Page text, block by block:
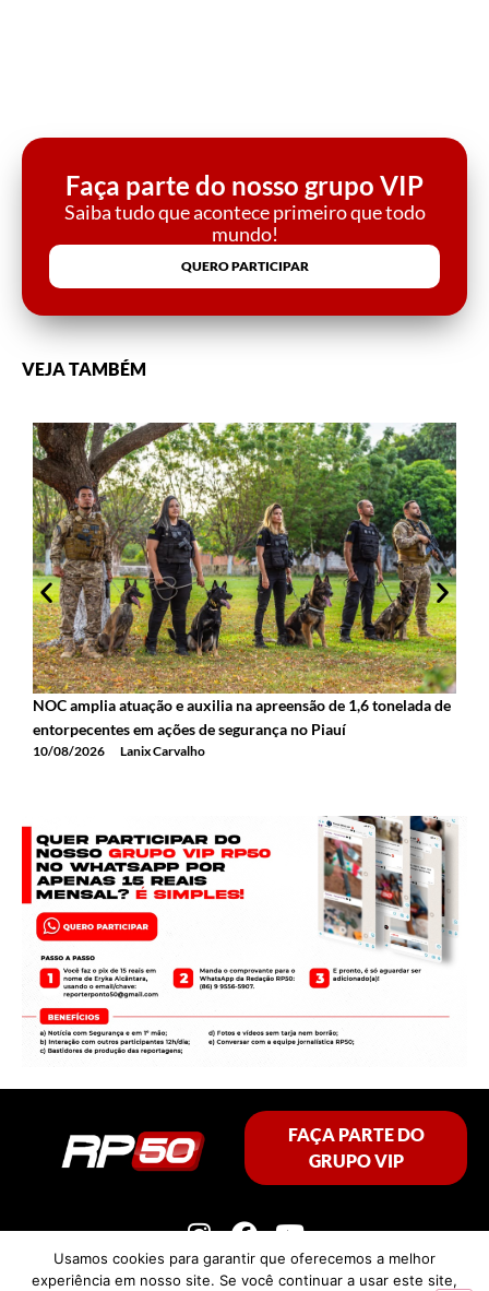
Faça parte do nosso grupo VIP
Saiba tudo que acontece primeiro que todo
mundo!
QUERO PARTICIPAR
VEJA TAMBÉM
NOC amplia atuação e auxilia na apreensão de 1,6 tonelada de
entorpecentes em ações de segurança no Piauí
10/08/2026 Lanix Carvalho
FAÇA PARTE DO
GRUPO VIP
Usamos cookies para garantir que oferecemos a melhor
experiência em nosso site. Se você continuar a usar este site,